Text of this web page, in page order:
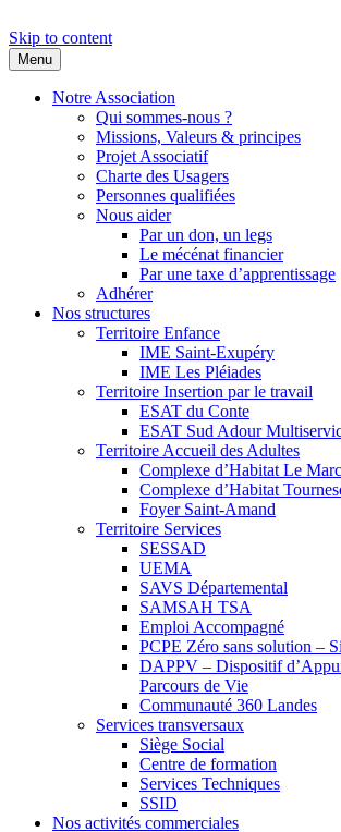
Skip to content
Adapei des Landes
S'engager ensemble pour l'inclusion
Menu
Notre Association
Qui sommes-nous ?
Missions, Valeurs & principes
Projet Associatif
Charte des Usagers
Personnes qualifiées
Nous aider
Par un don, un legs
Le mécénat financier
Par une taxe d’apprentissage
Adhérer
Nos structures
Territoire Enfance
IME Saint-Exupéry
IME Les Pléiades
Territoire Insertion par le travail
ESAT du Conte
ESAT Sud Adour
Territoire Accueil des Adultes
Complexe d’Habitat Le
Complexe d’Habitat
Foyer Saint-Amand
Territoire Services
SESSAD
UEMA
SAVS Départemental
SAMSAH TSA
Emploi Accompagné
PCPE Zéro sans solution –
DAPPV – Dispositif
Parcours de Vie
Communauté 360 Landes
Services transversaux
Siège Social
Centre de formation
Services Techniques
SSID
Nos activités commerciales